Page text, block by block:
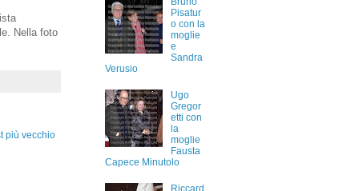
Nella foto
più vecchio
Pisatur
o con la
moglie
e
Sandra
Verusio
Ugo
Gregor
etti con
la
moglie
Fausta
Capece Minutolo
Riccard